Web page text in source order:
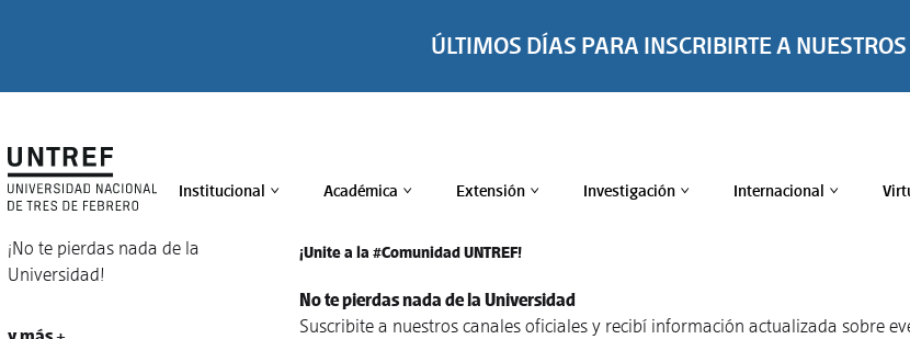
ÚLTIMOS DÍAS PARA INSCRIBIRTE A
Institucional > Académica > Extensión > Investigación > Internacional >
¡No te pierdas nada de la
Universidad!
¡Unite a la #Comunidad UNTREF!
No te pierdas nada de la Universidad
Suscribite a nuestros canales oficiales y recibí información actualizada sobre